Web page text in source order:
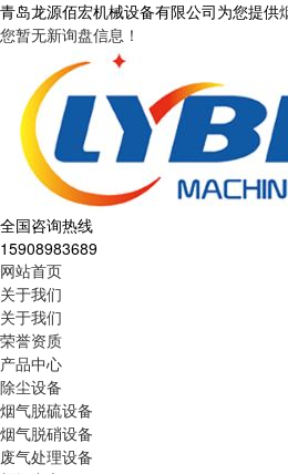
青岛龙源佰宏机械设备有限公司为您提供
您暂无新询盘信息！
全国咨询热线
15908983689
网站首页
关于我们
关于我们
荣誉资质
产品中心
除尘设备
烟气脱硫设备
烟气脱硝设备
废气处理设备